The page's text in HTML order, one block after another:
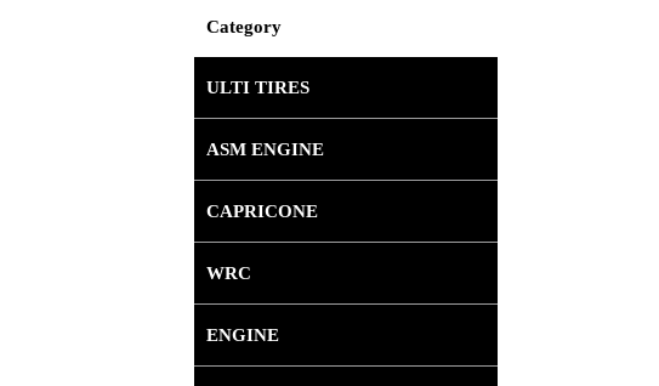
Category
ULTI TIRES
ASM ENGINE
CAPRICONE
WRC
ENGINE